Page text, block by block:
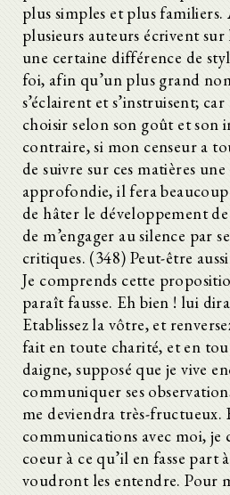
plus simples et plus
plusieurs auteurs écrivent sur
une certaine différence de
foi, afin qu’un plus grand
s’éclairent et s’instruisent;
choisir selon son goût et son
contraire, si mon censeur a
de suivre sur ces matières
approfondie, il fera
de hâter le développement
de m’engager au silence par
critiques. (348) Peut-être
Je comprends cette
paraît fausse. Eh bien ! lui
Etablissez la vôtre, et
fait en toute charité, et en
daigne, supposé que je vive
communiquer ses
me deviendra très-fructueux.
communications avec moi, je
coeur à ce qu’il en fasse part
voudront les entendre. Pour